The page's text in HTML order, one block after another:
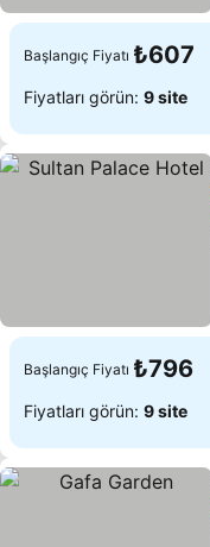
Başlangıç Fiyatı ₺607
Fiyatları görün: 9 site
Başlangıç Fiyatı ₺796
Fiyatları görün: 9 site